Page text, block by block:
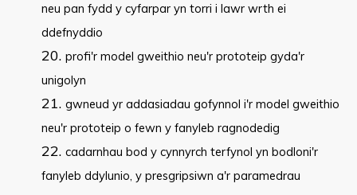
neu pan fydd y cyfarpar yn torri i lawr wrth ei
ddefnyddio
profi'r model gweithio neu'r prototeip gyda'r
unigolyn
gwneud yr addasiadau gofynnol i'r model gweithio
neu'r prototeip o fewn y fanyleb ragnodedig
cadarnhau bod y cynnyrch terfynol yn bodloni'r
fanyleb ddylunio, y presgripsiwn a'r paramedrau